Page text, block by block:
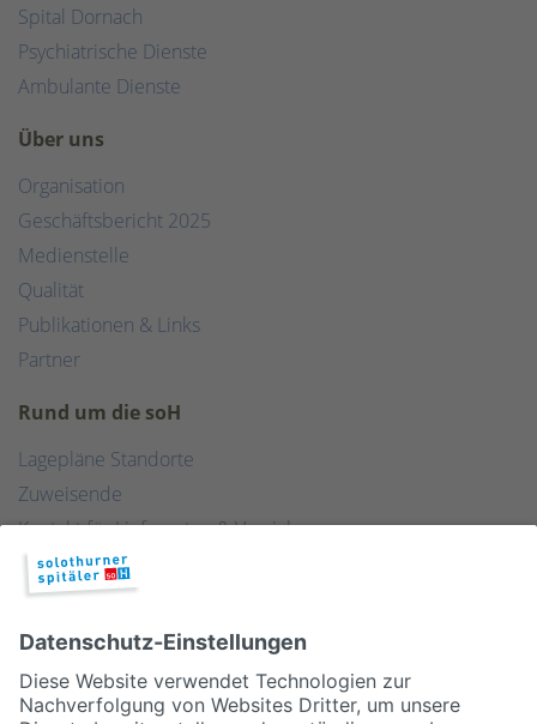
Spital Dornach
Psychiatrische Dienste
Ambulante Dienste
Über uns
Organisation
Geschäftsbericht 2025
Medienstelle
Qualität
Publikationen & Links
Partner
Rund um die soH
Lagepläne Standorte
Zuweisende
Kontakt für Lieferanten & Versicherungen
Zentralwäscherei
HEBSORG
Spital Club